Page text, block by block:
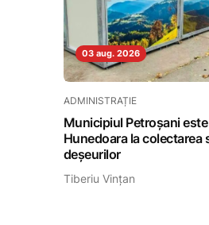
03 aug. 2026
ADMINISTRAȚIE
Municipiul Petroșani
Hunedoara la colectarea
deșeurilor
Tiberiu Vințan